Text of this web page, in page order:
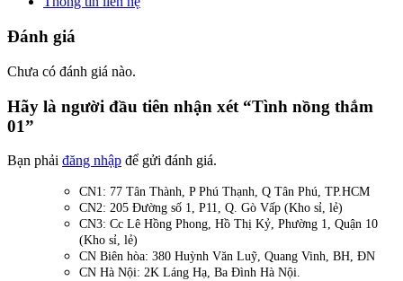
Đánh giá
Chưa có đánh giá nào.
Hãy là người đầu tiên nhận xét “Tình nồng thắm
01”
Bạn phải đăng nhập để gửi đánh giá.
CN1: 77 Tân Thành, P Phú Thạnh, Q Tân Phú, TP.HCM
CN2: 205 Đường số 1, P11, Q. Gò Vấp (Kho sỉ, lẻ)
CN3: Cc Lê Hồng Phong, Hồ Thị Kỷ, Phường 1, Quận 10
(Kho sỉ, lẻ)
CN Biên hòa: 380 Huỳnh Văn Luỹ, Quang Vinh, BH, ĐN
CN Hà Nội: 2K Láng Hạ, Ba Đình Hà Nội.